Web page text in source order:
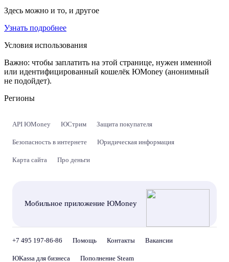
Здесь можно и то, и другое
Узнать подробнее
Условия использования
Важно: чтобы заплатить на этой странице, нужен именной
или идентифицированный кошелёк ЮMoney (анонимный
не подойдет).
Регионы
API ЮMoney ЮСтрим Защита покупателя
Безопасность в интернете Юридическая информация
Карта сайта Про деньги
Мобильное приложение ЮMoney
+7 495 197-86-86 Помощь Контакты Вакансии
ЮKassa для бизнеса Пополнение Steam